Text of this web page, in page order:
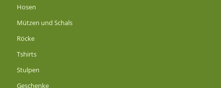
Hosen
Mützen und Schals
Röcke
Tshirts
Stulpen
Geschenke